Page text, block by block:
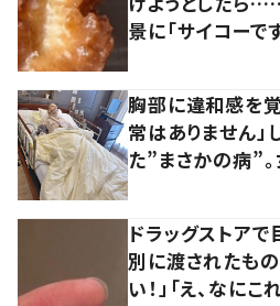
景に「サイコーで
胸部に違和感を
常はありません
た”まさかの病”
ドラッグストア
別に渡されたも
い！」「え、なにこれ